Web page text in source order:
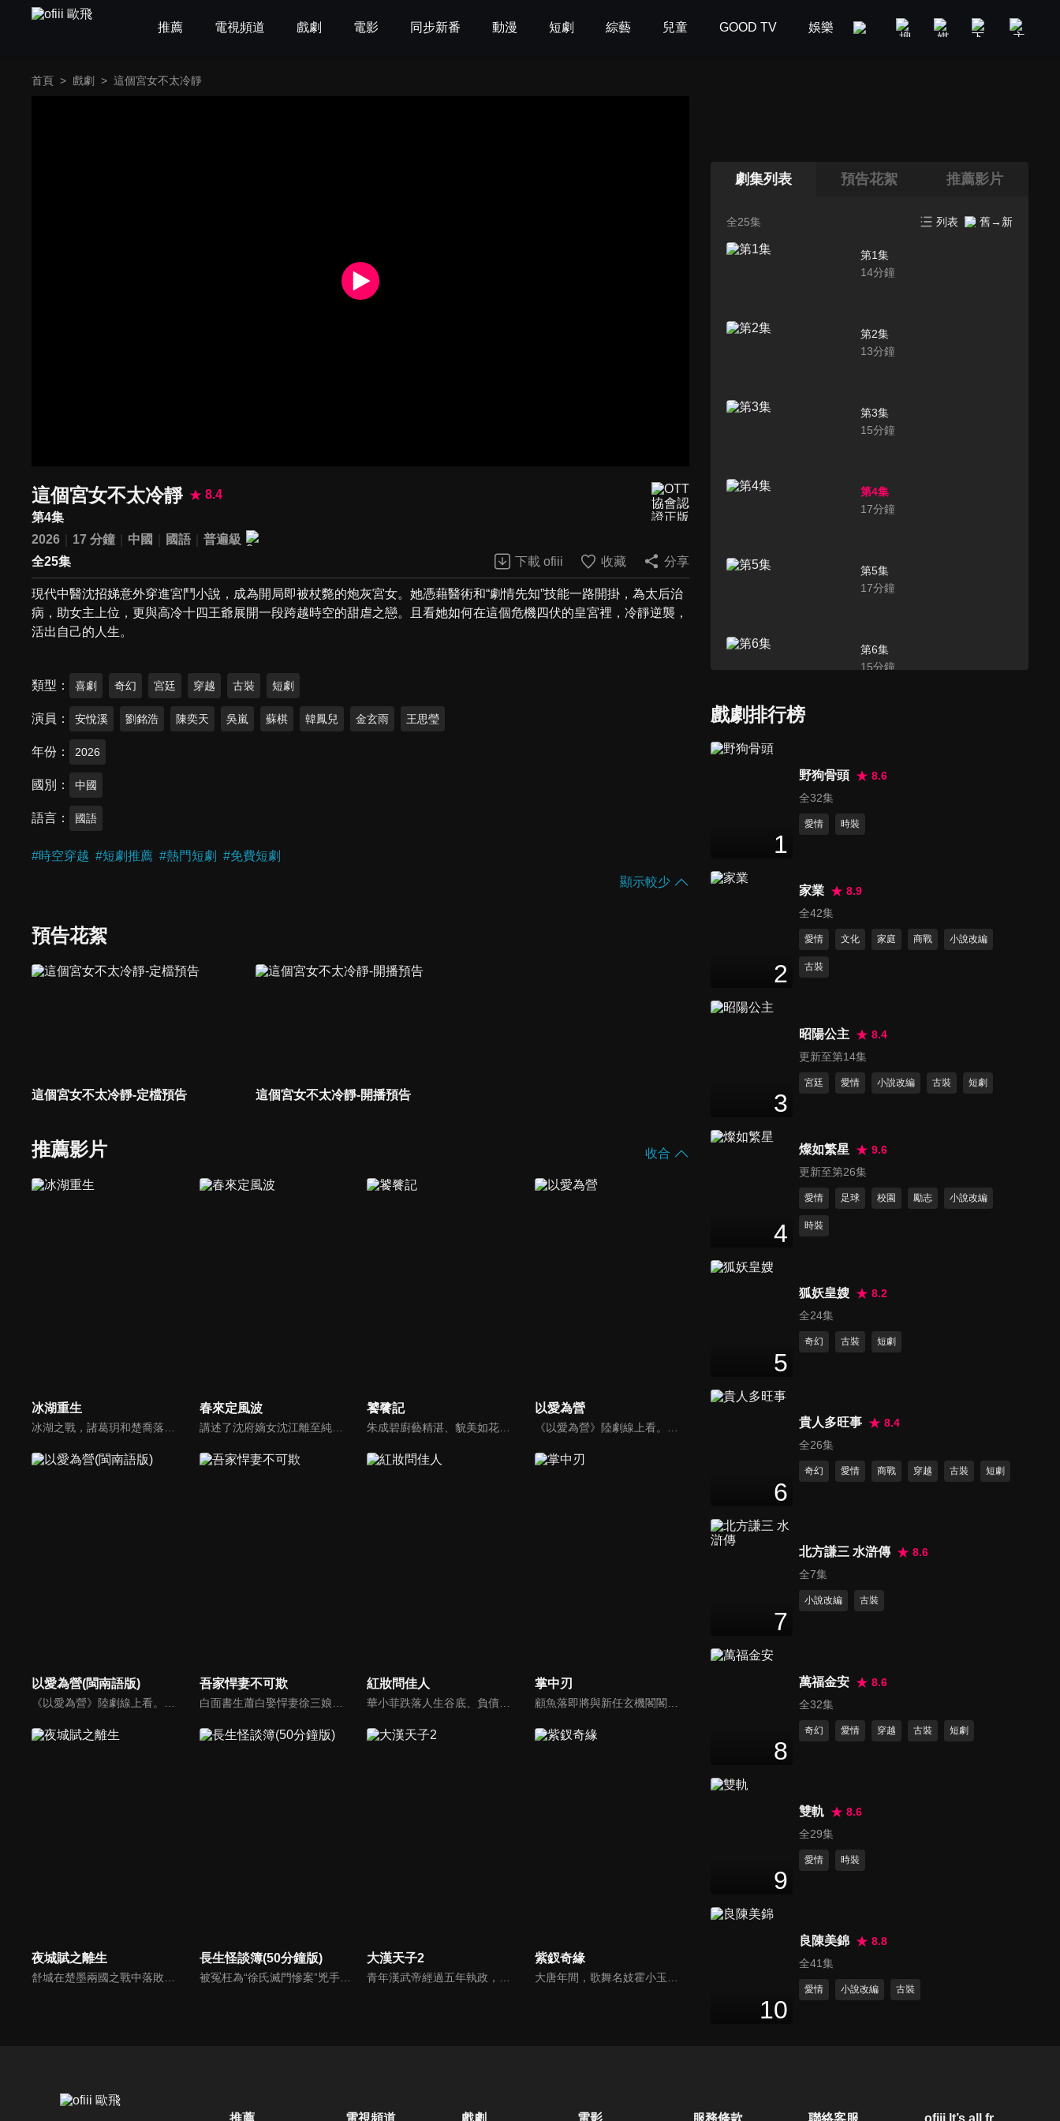
推薦 電視頻道 戲劇 電影 同步新番 動漫 短劇 綜藝 兒童 GOOD TV 娛樂 美食旅遊 新聞政論
首頁 > 戲劇 > 這個宮女不太冷靜
這個宮女不太冷靜
8.4
第4集
2026
17 分鐘 中國 國語
普遍級
全25集
下載 ofiii 收藏 分享
現代中醫沈招娣意外穿進宮鬥小說，成為開局即被杖斃的炮灰宮女。她憑藉醫術和“劇情先知”技能一路開掛，為太后治
病，助女主上位，更與高冷十四王爺展開一段跨越時空的甜虐之戀。且看她如何在這個危機四伏的皇宮裡，冷靜逆襲，
活出自己的人生。
類型 喜劇 奇幻 宮廷 穿越 古裝 短劇
演員 安悅溪 劉銘浩 陳奕天 吳嵐 蘇棋 韓鳳兒 金玄雨 王思瑩
年份 2026
國別 中國
語言 國語
#時空穿越 #短劇推薦 #熱門短劇 #免費短劇
顯示較少
預告花絮
這個宮女不太冷靜-定檔預告 這個宮女不太冷靜-開播預告
推薦影片 收合
冰湖重生
冰湖之戰，諸葛玥和楚喬落入冰湖，楚喬被燕洵所救，得知諸葛玥已死，她尋機刺殺燕洵，為諸葛玥報仇。楚喬在卞唐幾次三番受到一位神秘男子的幫助，她有種似曾相識的感覺，不禁懷疑諸葛玥還活著。燕洵變本加厲，掀起四國紛亂。最終，楚喬能否平定天下並再與諸葛玥重聚？
春來定風波
講述了沈府嫡女沈江離至純至善，成婚夜被設計與二少主陸景明有夫妻之實，還遭陷害禁足祠堂。分娩遇難被救後兒子焱焱卻有頑疾，藥只有陸家有，沈江離為救子重回陸府。她打臉刁難者，揭開當年被陷害的陰謀，也解開與陸景明的誤會，焱焱則神助攻兩人破鏡重圓。
饕餮記
朱成碧廚藝精湛、貌美如花，真身是貪吃的千年妖獸—饕餮。她修建了天香樓擔任掌櫃，結識了溫文爾雅的常青，因為欠下朱成碧三百兩銀子的債務，常青要在天香樓擔任帳房，他們是眾人所公認的歡喜冤家，在人、妖共存的繁華世間，大樑無夏城的天香樓是王侯將相們都不惜一試的美食聖地。
以愛為營
《以愛為營》陸劇線上看。財經記者鄭書意遭前男友劈腿，為了報復她盯上第三者的小舅舅並蓄意靠近，而他認為的小舅舅正是銘豫雲創的總裁時宴，幾經爭取她拿下時宴的專訪並寫下多篇精煉報導，也因此吸引了時宴的注意，兩人一來一往的交鋒開始有了交集。
以愛為營(閩南語版) 吾家悍妻不可欺 紅妝問佳人 掌中刃
夜城賦之離生 長生怪談簿(50分鐘版)
被冤枉為“徐氏滅門慘案”兇手的主人公在多年後深陷倖存者的複仇圈套，成功說服其共同對抗真兇，並找出真相的故事。整個故事發生在一個荒山客棧，眾人鬥智斗勇，一步步揭開每個人的秘密，還原案件本來面目。
大漢天子2 紫釵奇緣
劇集列表 預告花絮 推薦影片
全25集 列表 舊→新
第1集
14分鐘
第2集
13分鐘
第3集
15分鐘
第4集
17分鐘
第5集
17分鐘
第6集
15分鐘
第9集
第11集
18
第13集
17分鐘
第18集
18
第23集
戲劇排行榜
1
野狗骨頭
8.6
全32集
愛情 時裝
2
家業
8.9
全42集
愛情 文化 家庭 商戰 小說改編
古裝
3
昭陽公主
8.4
更新至第14集
宮廷 愛情 小說改編 古裝 短劇
4
燦如繁星
9.6
更新至第26集
愛情 足球 校園 勵志 小說改編
時裝
5
狐妖皇嫂
8.2
全24集
奇幻 古裝 短劇
6
貴人多旺事
8.4
全26集
奇幻 愛情 商戰 穿越 古裝 短劇
7
北方謙三 水滸傳
8.6
全7集
小說改編 古裝
8
萬福金安
8.6
全32集
奇幻 愛情 穿越 古裝 短劇
9
雙軌
8.6
全29集
愛情 時裝
10
良陳美錦
8.8
全41集
愛情 小說改編 古裝
推薦 電視頻道 戲劇 電影 服務條款 聯絡客服